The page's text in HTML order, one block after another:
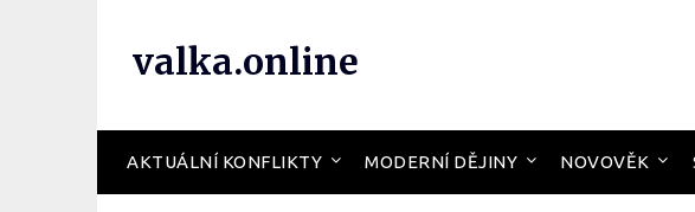
valka.online
AKTUÁLNÍ KONFLIKTY MODERNÍ DĚJINY NOVOVĚK